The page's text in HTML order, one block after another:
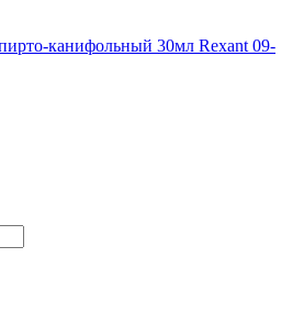
канифольный 30мл Rexant 09-